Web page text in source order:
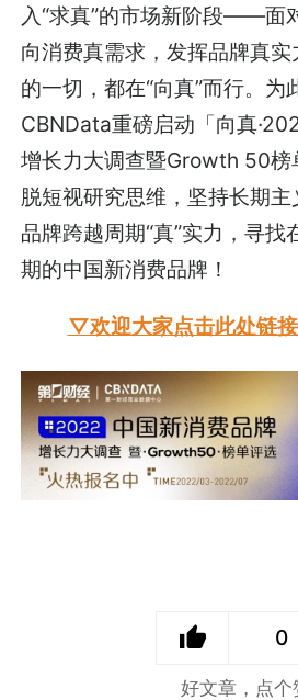
入“求真”的市场新阶段——面
向消费真需求，发挥品牌真
的一切，都在“向真”而行。为
CBNData重磅启动「向真
增长力大调查暨Growth 50榜
脱短视研究思维，坚持长期
品牌跨越周期“真”实力，寻找
期的中国新消费品牌！
▽欢迎大家点击此处链
0
好文章，点个